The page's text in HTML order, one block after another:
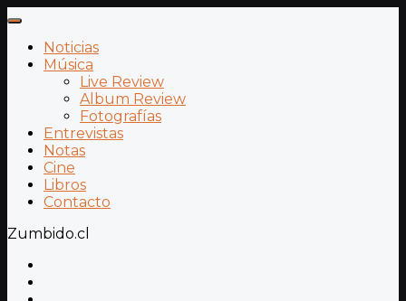
Noticias
Música
Live Review
Album Review
Fotografías
Entrevistas
Notas
Cine
Libros
Contacto
Zumbido.cl